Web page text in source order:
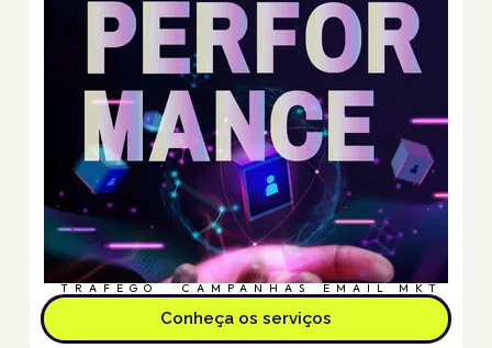
TRÁFEGO CAMPANHAS EMAIL MKT
Conheça os serviços